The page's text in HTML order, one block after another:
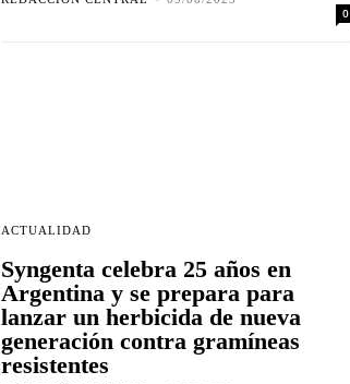
0
ACTUALIDAD
Syngenta celebra 25 años en
Argentina y se prepara para
lanzar un herbicida de nueva
generación contra gramíneas
resistentes